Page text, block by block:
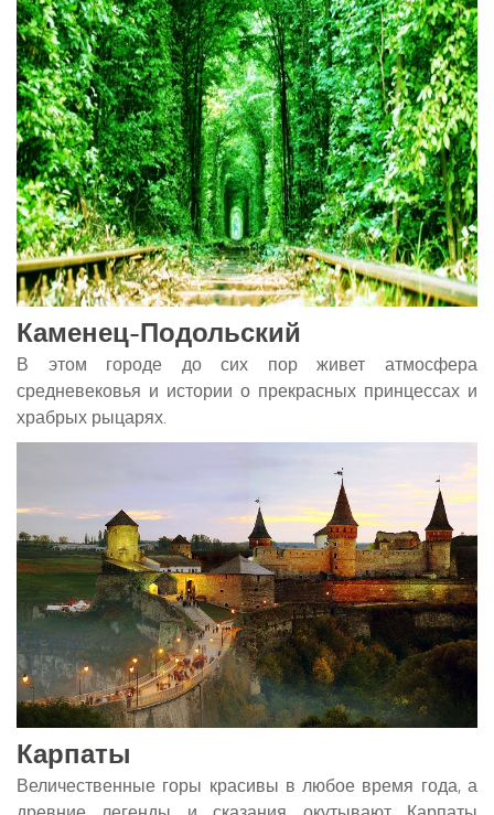
Каменец-Подольский
В этом городе до сих пор живет атмосфера
средневековья и истории о прекрасных принцессах и
храбрых рыцарях.
Карпаты
Величественные горы красивы в любое время года, а